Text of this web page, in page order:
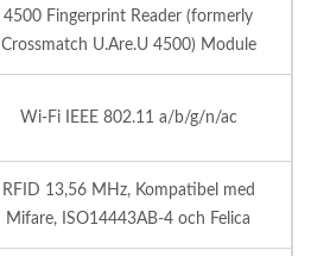
4500 Fingerprint Reader (formerly
Crossmatch U.Are.U 4500) Module
Wi-Fi IEEE 802.11 a/b/g/n/ac
RFID 13,56 MHz, Kompatibel med
Mifare, ISO14443AB-4 och Felica